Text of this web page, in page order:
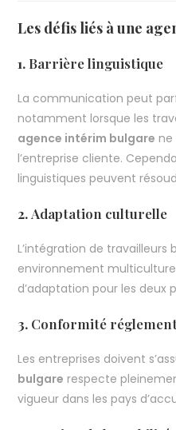
Les défis liés à une
1. Barrière linguistique
La communication peut
notamment lorsque les
agence intérim bulgare ne
l’entreprise cliente.
linguistiques peuvent
2. Adaptation culturelle
L’intégration de travailleurs
environnement
d’adaptation pour les deux
3. Conformité
Les entreprises doivent
bulgare respecte
vigueur dans les pays